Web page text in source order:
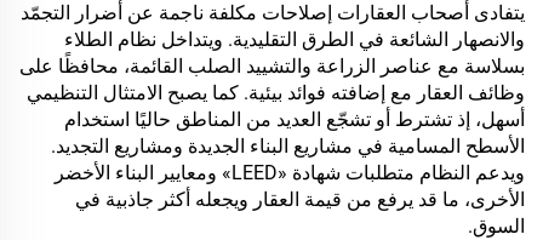
يتفادى أصحاب العقارات إصلاحات مكلفة ناجمة عن أضرار التجمّد
والانصهار الشائعة في الطرق التقليدية. ويتداخل نظام الطلاء
بسلاسة مع عناصر الزراعة والتشييد الصلب القائمة، محافظًا على
وظائف العقار مع إضافته فوائد بيئية. كما يصبح الامتثال التنظيمي
أسهل، إذ تشترط أو تشجّع العديد من المناطق حاليًا استخدام
الأسطح المسامية في مشاريع البناء الجديدة ومشاريع التجديد.
ويدعم النظام متطلبات شهادة «LEED» ومعايير البناء الأخضر
الأخرى، ما قد يرفع من قيمة العقار ويجعله أكثر جاذبية في
السوق.